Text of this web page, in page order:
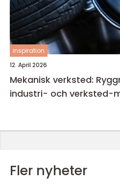
inspiration
12. April 2026
Mekanisk verksted:
industri- och verksted-
Fler nyheter